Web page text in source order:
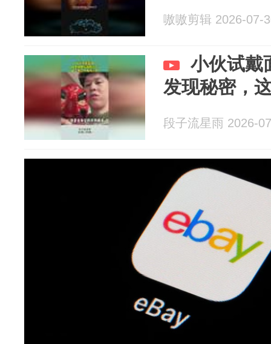
嗷嗷剪辑 2026-07-
小伙试戴
发现秘密，
段子流星雨 2026-